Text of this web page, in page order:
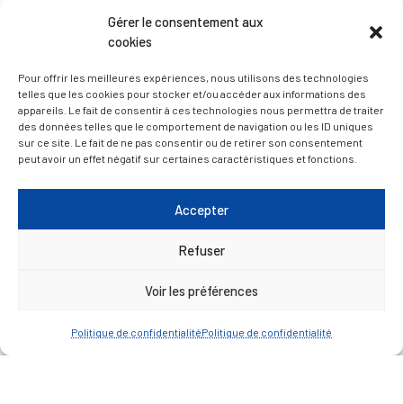
Gérer le consentement aux
cookies
Pour offrir les meilleures expériences, nous utilisons des technologies
telles que les cookies pour stocker et/ou accéder aux informations des
appareils. Le fait de consentir à ces technologies nous permettra de traiter
des données telles que le comportement de navigation ou les ID uniques
sur ce site. Le fait de ne pas consentir ou de retirer son consentement
peut avoir un effet négatif sur certaines caractéristiques et fonctions.
Accepter
Refuser
Voir les préférences
Politique de confidentialitéPolitique de confidentialité
D’ART ET D’HISTOIRE
— Découvrir et visiter